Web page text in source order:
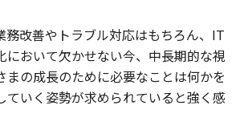
務改善やトラブル対応はもちろん、IT
において欠かせない今、中長期的な視
まの成長のために必要なことは何かを
ていく姿勢が求められていると強く感